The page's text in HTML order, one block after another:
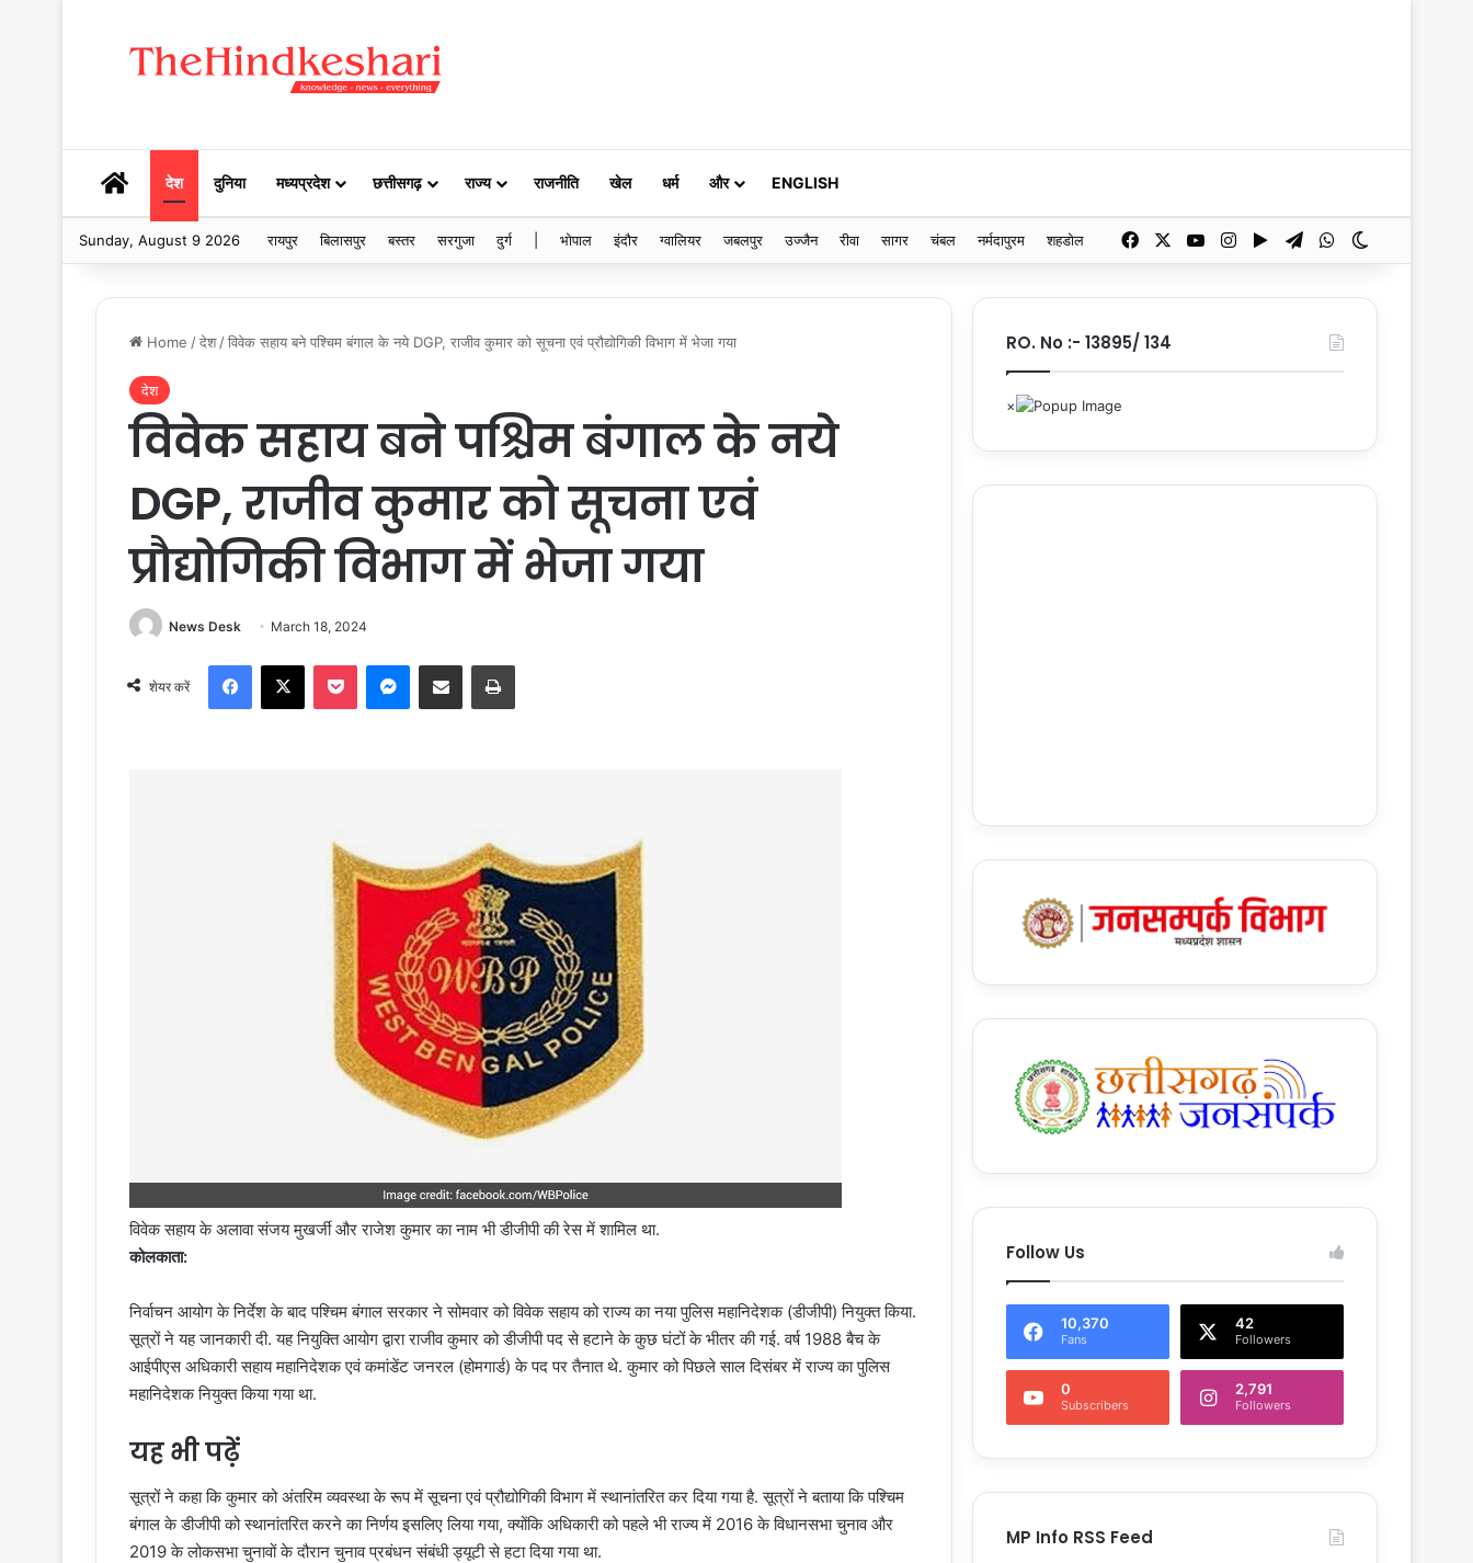
HOMEदेश दुनिया मध्यप्रदेश छत्तीसगढ़ राज्य राजनीति खेल धर्म और ENGLISH
Sunday, August 9 2026 रायपुर बिलासपुर बस्तर सरगुजा दुर्ग भोपाल इंदौर ग्वालियर जबलपुर उज्जैन रीवा सागर चंबल नर्मदापुरम शहडोल FacebookYouTubeInstagramGoogle Play
TelegramWhatsApp
Home /देश /विवेक सहाय बने पश्चिम बंगाल के नये DGP, राजीव कुमार को सूचना एवं प्रौद्योगिकी विभाग में भेजा गया
देश
विवेक सहाय बने पश्चिम बंगाल के नये
DGP, राजीव कुमार को सूचना एवं
प्रौद्योगिकी विभाग में भेजा गया
News Desk March 18, 2024
शेयर करें
विवेक सहाय के अलावा संजय मुखर्जी और राजेश कुमार का नाम भी डीजीपी की रेस में शामिल था.
कोलकाता:
निर्वाचन आयोग के निर्देश के बाद पश्चिम बंगाल सरकार ने सोमवार को विवेक सहाय को राज्य का नया पुलिस महानिदेशक (डीजीपी) नियुक्त किया.
सूत्रों ने यह जानकारी दी. यह नियुक्ति आयोग द्वारा राजीव कुमार को डीजीपी पद से हटाने के कुछ घंटों के भीतर की गई. वर्ष 1988 बैच के
आईपीएस अधिकारी सहाय महानिदेशक एवं कमांडेंट जनरल (होमगार्ड) के पद पर तैनात थे. कुमार को पिछले साल दिसंबर में राज्य का पुलिस
महानिदेशक नियुक्त किया गया था.
यह भी पढ़ें
सूत्रों ने कहा कि कुमार को अंतरिम व्यवस्था के रूप में सूचना एवं प्रौद्योगिकी विभाग में स्थानांतरित कर दिया गया है. सूत्रों ने बताया कि पश्चिम
बंगाल के डीजीपी को स्थानांतरित करने का निर्णय इसलिए लिया गया, क्योंकि अधिकारी को पहले भी राज्य में 2016 के विधानसभा चुनाव और
2019 के लोकसभा चुनावों के दौरान चुनाव प्रबंधन संबंधी ड्यूटी से हटा दिया गया था.
RO. No :- 13895/ 134
Follow Us
10,370
Fans
42
Followers
0
Subscribers
2,791
Followers
MP Info RSS Feed